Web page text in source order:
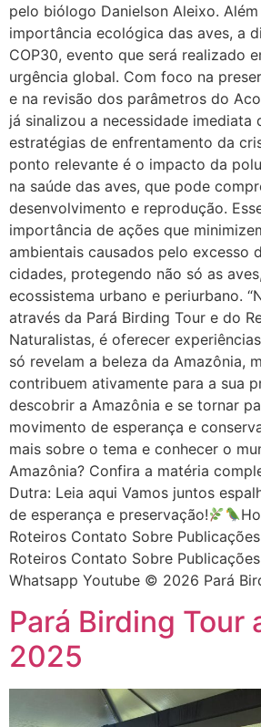
pelo biólogo Danielson Aleixo.
importância ecológica das aves, a
COP30, evento que será realizado
urgência global. Com foco na
e na revisão dos parâmetros do
já sinalizou a necessidade imediata
estratégias de enfrentamento da
ponto relevante é o impacto da
na saúde das aves, que pode
desenvolvimento e reprodução.
importância de ações que
ambientais causados pelo excesso
cidades, protegendo não só as
ecossistema urbano e periurbano.
através da Pará Birding Tour e do
Naturalistas, é oferecer
só revelam a beleza da Amazônia,
contribuem ativamente para a sua
descobrir a Amazônia e se tornar
movimento de esperança e
mais sobre o tema e conhecer o
Amazônia? Confira a matéria
Dutra: Leia aqui Vamos juntos
de esperança e preservação!
Roteiros Contato Sobre
Roteiros Contato Sobre
Whatsapp Youtube © 2026 Pará
Pará Birding Tour
2025